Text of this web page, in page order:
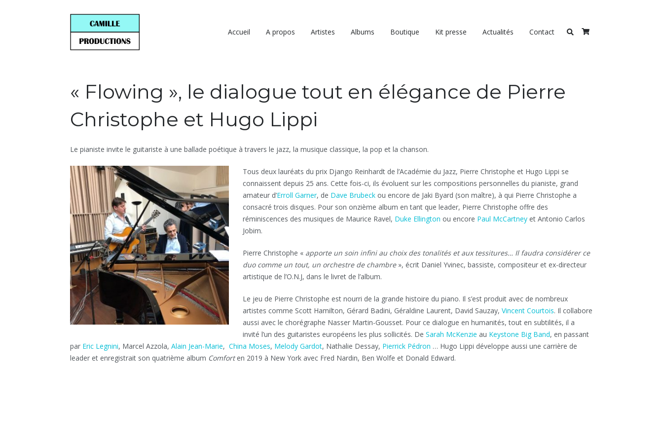
Accueil A propos Artistes Albums Boutique Kit presse Actualités Contact
« Flowing », le dialogue tout en élégance de Pierre
Christophe et Hugo Lippi
Le pianiste invite le guitariste à une ballade poétique à travers le jazz, la musique classique, la pop et la chanson.
Tous deux lauréats du prix Django Reinhardt de l’Académie du Jazz, Pierre Christophe et Hugo Lippi se
connaissent depuis 25 ans. Cette fois-ci, ils évoluent sur les compositions personnelles du pianiste, grand
amateur d’Erroll Garner, de Dave Brubeck ou encore de Jaki Byard (son maître), à qui Pierre Christophe a
consacré trois disques. Pour son onzième album en tant que leader, Pierre Christophe offre des
réminiscences des musiques de Maurice Ravel, Duke Ellington ou encore Paul McCartney et Antonio Carlos
Jobim.
Pierre Christophe « apporte un soin infini au choix des tonalités et aux tessitures… Il faudra considérer ce
duo comme un tout, un orchestre de chambre», écrit Daniel Yvinec, bassiste, compositeur et ex-directeur
artistique de l’O.N.J, dans le livret de l’album.
Le jeu de Pierre Christophe est nourri de la grande histoire du piano. Il s’est produit avec de nombreux
artistes comme Scott Hamilton, Gérard Badini, Géraldine Laurent, David Sauzay, Vincent Courtois. Il collabore
aussi avec le chorégraphe Nasser Martin-Gousset. Pour ce dialogue en humanités, tout en subtilités, il a
invité l’un des guitaristes européens les plus sollicités. De Sarah McKenzie au Keystone Big Band, en passant
par Eric Legnini, Marcel Azzola, Alain Jean-Marie, China Moses, Melody Gardot, Nathalie Dessay, Pierrick Pédron … Hugo Lippi développe aussi une carrière de
leader et enregistrait son quatrième album Comforten 2019 à New York avec Fred Nardin, Ben Wolfe et Donald Edward.